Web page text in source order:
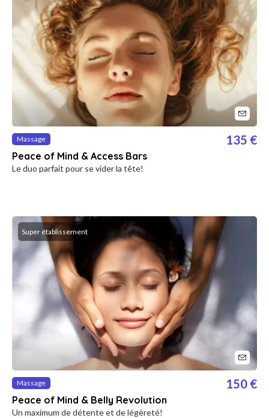
Massage
Peace of Mind & Access Bars
135 €
Le duo parfait pour se vider la tête!
Super établissement
Massage
Peace of Mind & Belly Revolution
150 €
Un maximum de détente et de légèreté!